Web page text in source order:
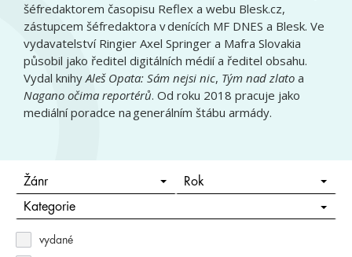
šéfredaktorem časopisu Reflex a webu Blesk.cz,
zástupcem šéfredaktora v denících MF DNES a Blesk. Ve
vydavatelství Ringier Axel Springer a Mafra Slovakia
působil jako ředitel digitálních médií a ředitel obsahu.
Vydal knihyAleš Opata: Sám nejsi nic, Tým nad zlato a
Nagano očima reportérů. Od roku 2018 pracuje jako
mediální poradce na generálním štábu armády.
Žánr Rok
Kategorie
vydané